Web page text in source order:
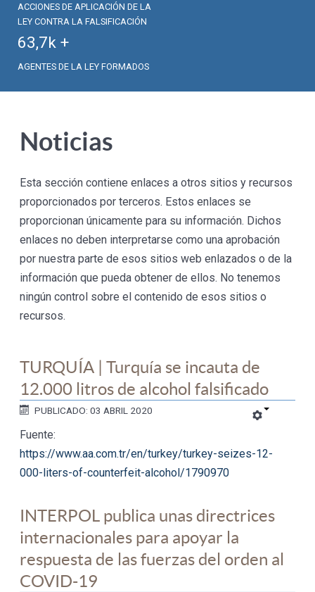
ACCIONES DE APLICACIÓN DE LA
LEY CONTRA LA FALSIFICACIÓN
63,7k +
AGENTES DE LA LEY FORMADOS
Noticias
Esta sección contiene enlaces a otros sitios y recursos
proporcionados por terceros. Estos enlaces se
proporcionan únicamente para su información. Dichos
enlaces no deben interpretarse como una aprobación
por nuestra parte de esos sitios web enlazados o de la
información que pueda obtener de ellos. No tenemos
ningún control sobre el contenido de esos sitios o
recursos.
TURQUÍA | Turquía se incauta de
12.000 litros de alcohol falsificado
PUBLICADO: 03 ABRIL 2020
Fuente:
https://www.aa.com.tr/en/turkey/turkey-seizes-12-
000-liters-of-counterfeit-alcohol/1790970
INTERPOL publica unas directrices
internacionales para apoyar la
respuesta de las fuerzas del orden al
COVID-19